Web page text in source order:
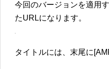
今回のバージョンを適用
たURLになります。
タイトルには、末尾に